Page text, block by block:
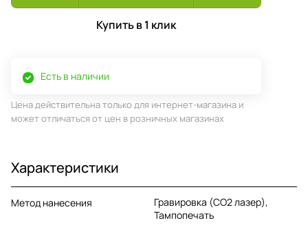
Купить в 1 клик
Есть в наличии
Цена действительна только для интернет-магазина и
может отличаться от цен в розничных магазинах
Характеристики
Метод нанесения
Гравировка (CO2 лазер),
Тампопечать